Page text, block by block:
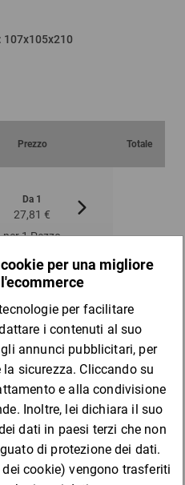
: 107x105x210
Prezzo Totale
Da 1
27,81 €
per 1 Pezzo
aperto e chiuso mediante una
il coperchio viene ruotato
modo viene bloccato
smaltito.